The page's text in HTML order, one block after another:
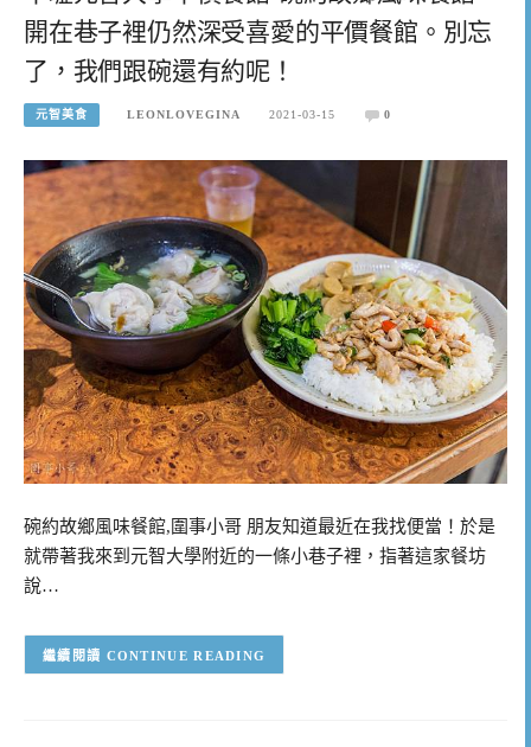
開在巷子裡仍然深受喜愛的平價餐館。別忘
了，我們跟碗還有約呢！
元智美食 LEONLOVEGINA 2021-03-15 0
碗約故鄉風味餐館,圍事小哥 朋友知道最近在我找便當！於是
就帶著我來到元智大學附近的一條小巷子裡，指著這家餐坊
說…
CONTINUE READING